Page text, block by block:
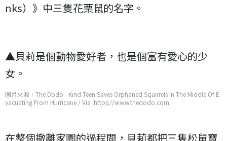
nks）》中三隻花栗鼠的名字。
▲貝莉是個動物愛好者，也是個富有愛心的少
女。
圖片來源：The Dodo - Kind Teen Saves Orphaned Squirrels In The Middle Of E
vacuating From Hurricane / Via https://www.thedodo.com
在整個撤離家園的過程間，貝莉都把三隻松鼠寶